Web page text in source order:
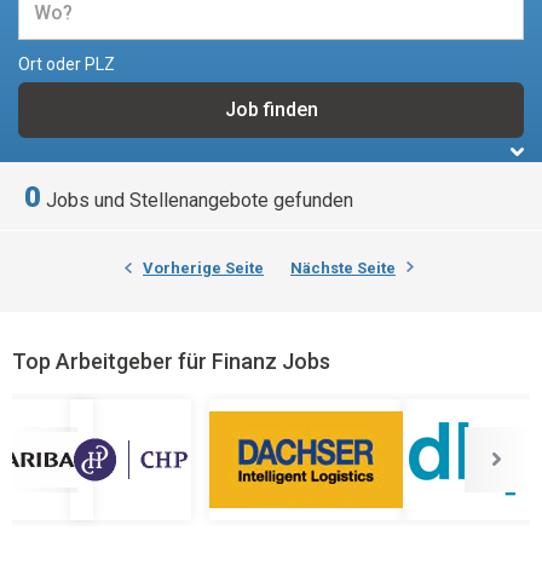
Ort oder PLZ
0 Jobs und Stellenangebote gefunden
Vorherige Seite Nächste Seite
Top Arbeitgeber für Finanz Jobs